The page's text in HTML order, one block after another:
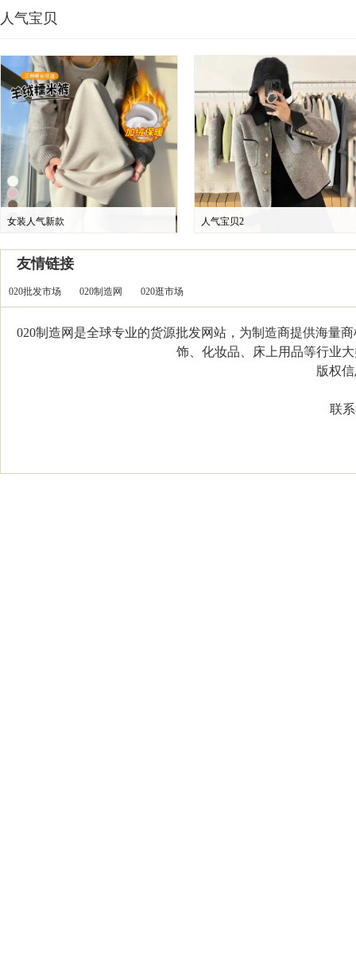
人气宝贝
女装人气新款 人气宝贝2
友情链接
020批发市场 020制造网 020逛市场
020制造网是全球专业的货源批发网站，为制造商提供海量
饰、化妆品、床上用品等行业
版权信
联